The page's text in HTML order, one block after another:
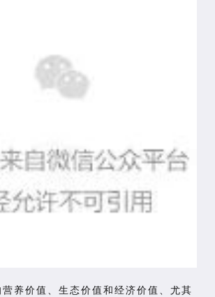
养价值、生态价值和经济价值、尤其